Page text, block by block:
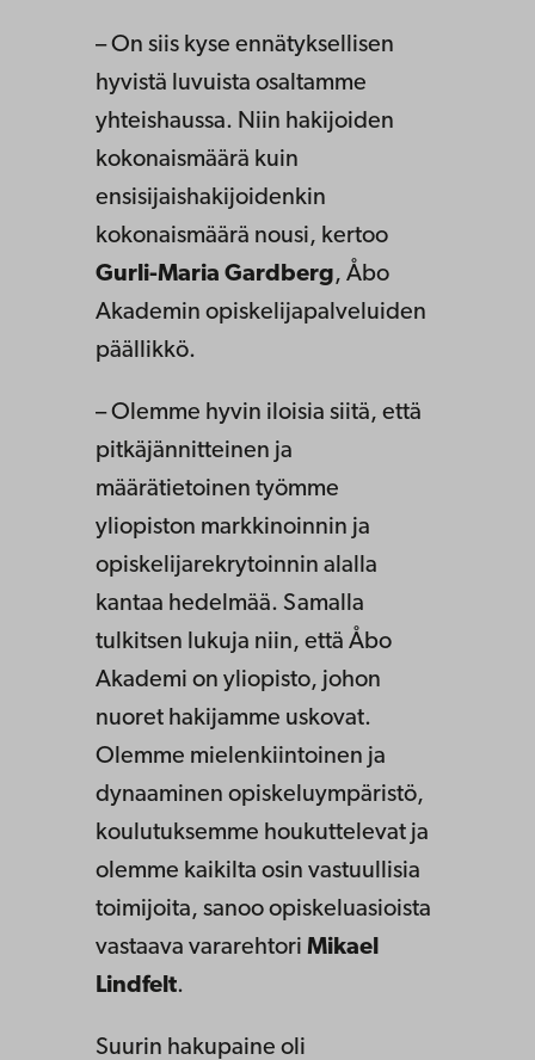
– On siis kyse ennätyksellisen
hyvistä luvuista osaltamme
yhteishaussa. Niin hakijoiden
kokonaismäärä kuin
ensisijaishakijoidenkin
kokonaismäärä nousi, kertoo
Gurli-Maria Gardberg, Åbo
Akademin opiskelijapalveluiden
päällikkö.
– Olemme hyvin iloisia siitä, että
pitkäjännitteinen ja
määrätietoinen työmme
yliopiston markkinoinnin ja
opiskelijarekrytoinnin alalla
kantaa hedelmää. Samalla
tulkitsen lukuja niin, että Åbo
Akademi on yliopisto, johon
nuoret hakijamme uskovat.
Olemme mielenkiintoinen ja
dynaaminen opiskeluympäristö,
koulutuksemme houkuttelevat ja
olemme kaikilta osin vastuullisia
toimijoita, sanoo opiskeluasioista
vastaava vararehtori Mikael
Lindfelt.
Suurin hakupaine oli